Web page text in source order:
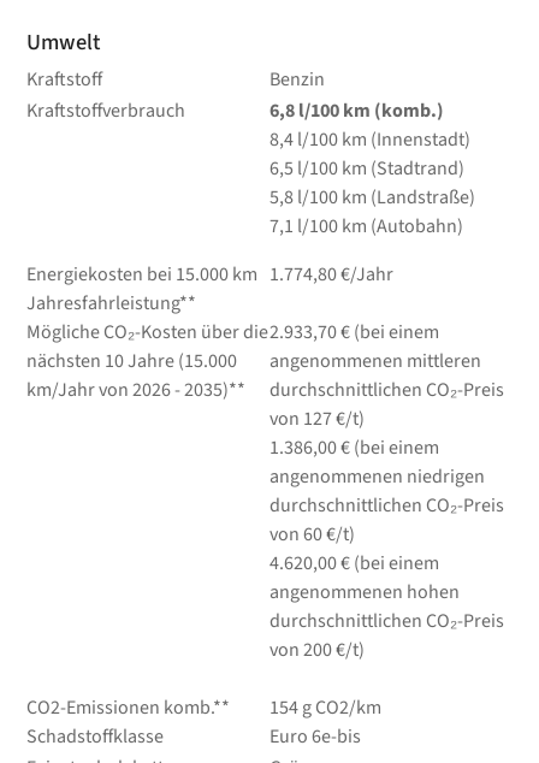
Umwelt
Kraftstoff
Benzin
Kraftstoffverbrauch
6,8l/100 km (komb.)
8,4l/100 km (Innenstadt)
6,5 l/100 km (Stadtrand)
5,8l/100 km (Landstraße)
7,1 l/100 km (Autobahn)
Energiekosten bei 15.000 km
Jahresfahrleistung**
1.774,80 €/Jahr
Mögliche CO₂-Kosten über die
nächsten 10 Jahre (15.000
km/Jahr von 2026 - 2035)**
2.933,70 € (bei einem
angenommenen mittleren
durchschnittlichen CO₂-Preis
von 127 €/t)
1.386,00 € (bei einem
angenommenen niedrigen
durchschnittlichen CO₂-Preis
von 60 €/t)
4.620,00 € (bei einem
angenommenen hohen
durchschnittlichen CO₂-Preis
von 200 €/t)
CO2-Emissionen komb.**
154 g CO2/km
Schadstoffklasse
Euro 6e-bis